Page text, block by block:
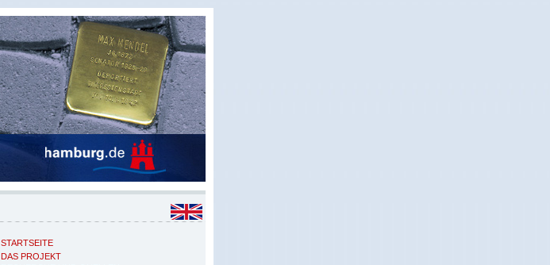
STARTSEITE
DAS PROJEKT